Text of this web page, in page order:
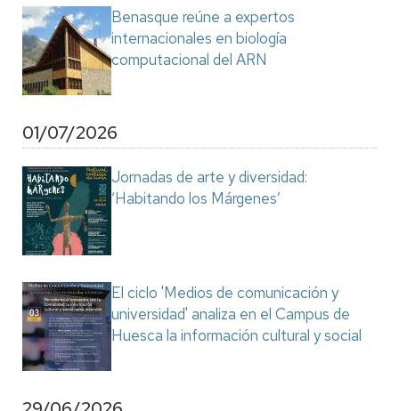
Benasque reúne a expertos
internacionales en biología
computacional del ARN
01/07/2026
Jornadas de arte y diversidad:
‘Habitando los Márgenes’
El ciclo 'Medios de comunicación y
universidad' analiza en el Campus de
Huesca la información cultural y social